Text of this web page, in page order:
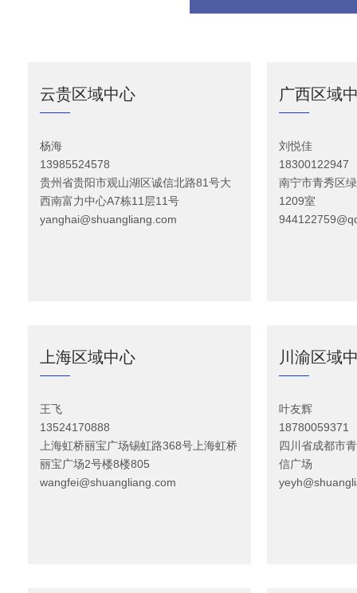
云贵区域中心
杨海
13985524578
贵州省贵阳市观山湖区诚信北路81号大
西南富力中心A7栋11层11号
yanghai@shuangliang.com
广西区域
刘悦佳
18300122947
南宁市青秀区
1209室
上海区域中心
王飞
13524170888
上海虹桥丽宝广场锡虹路368号上海虹桥
丽宝广场2号楼8楼805
wangfei@shuangliang.com
川渝区域
叶友辉
18780059371
四川省成都市
信广场